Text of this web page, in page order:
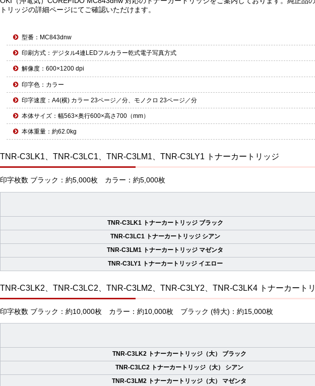
トリッジの詳細ページにてご確認いただけます。
型番：MC843dnw
印刷方式：デジタル4連LEDフルカラー乾式電子写真方式
解像度：600×1200 dpi
印字色：カラー
印字速度：A4(横) カラー 23ページ／分、モノクロ 23ページ／分
本体サイズ：幅563×奥行600×高さ700（mm）
本体重量：約62.0kg
TNR-C3LK1、TNR-C3LC1、TNR-C3LM1、TNR-C3LY1 トナーカートリッジ
印字枚数 ブラック：約5,000枚 カラー：約5,000枚
TNR-C3LK1 トナーカートリッジ ブラック
TNR-C3LC1 トナーカートリッジ シアン
TNR-C3LM1 トナーカートリッジ マゼンタ
TNR-C3LY1 トナーカートリッジ イエロー
TNR-C3LK2、TNR-C3LC2、TNR-C3LM2、TNR-C3LY2、TNR-C3LK4 トナーカート
印字枚数 ブラック：約10,000枚 カラー：約10,000枚 ブラック (特大)：約15,000枚
TNR-C3LK2 トナーカートリッジ（大） ブラック
TNR-C3LC2 トナーカートリッジ（大） シアン
TNR-C3LM2 トナーカートリッジ（大） マゼンタ